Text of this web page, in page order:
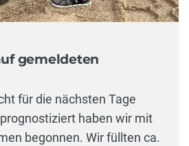
gemeldeten
für die nächsten Tage
haben wir mit
begonnen. Wir füllten ca.